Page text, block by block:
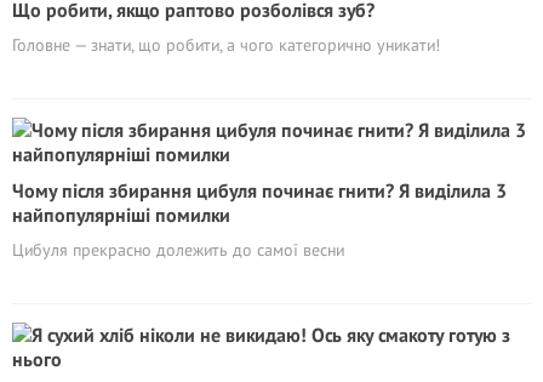
Що робити, якщо раптово розболівся зуб?
Головне — знати, що робити, а чого категорично уникати!
Чому після збирання цибуля починає гнити? Я виділила 3
найпопулярніші помилки
Цибуля прекрасно долежить до самої весни